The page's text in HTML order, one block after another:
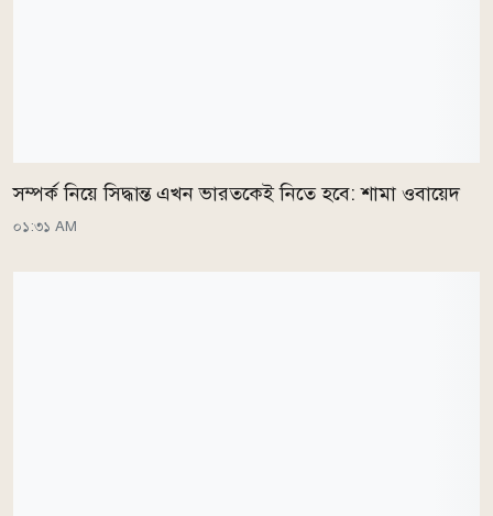
সম্পর্ক নিয়ে সিদ্ধান্ত এখন ভারতকেই নিতে হবে: শামা ওবায়েদ
০১:৩১ AM